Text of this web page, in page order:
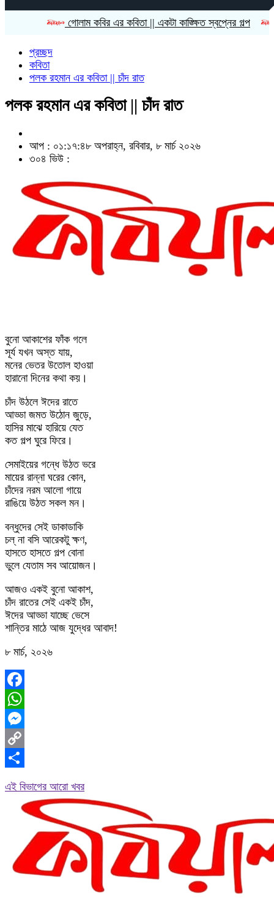
গোলাম কবির এর কবিতা || একটা কাঙ্ক্ষিত স্বপ্নের গল্প রীতি
প্রচ্ছদ
কবিতা
পলক রহমান এর কবিতা || চাঁদ রাত
পলক রহমান এর কবিতা || চাঁদ রাত
আপ : ০১:১৭:৪৮ অপরাহ্ন, রবিবার, ৮ মার্চ ২০২৬
৩০৪ ভিউ :
বুনো আকাশের ফাঁক গলে
সূর্য যখন অস্ত যায়,
মনের ভেতর উতোল হাওয়া
হারানো দিনের কথা কয়।
চাঁদ উঠলে ঈদের রাতে
আড্ডা জমত উঠোন জুড়ে,
হাসির মাঝে হারিয়ে যেত
কত গল্প ঘুরে ফিরে।
সেমাইয়ের গন্ধে উঠত ভরে
মায়ের রান্না ঘরের কোন,
চাঁদের নরম আলো গায়ে
রাঙিয়ে উঠত সকল মন।
বন্ধুদের সেই ডাকাডাকি
চল্ না বসি আরেকটু ক্ষণ,
হাসতে হাসতে গল্প বোনা
ভুলে যেতাম সব আয়োজন।
আজও একই বুনো আকাশ,
চাঁদ রাতের সেই একই চাঁদ,
ঈদের আড্ডা যাচ্ছে ভেসে
শান্তির মাঠে আজ যুদ্ধের আবাদ!
৮ মার্চ, ২০২৬
Facebook
WhatsApp
Messenger
Copy
এই বিভাগের আরো খবর